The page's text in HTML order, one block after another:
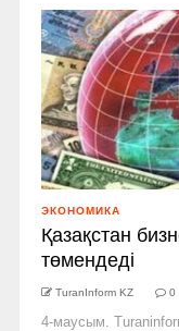
ЭКОНОМИКА
Қазақстан
төмендеді
TuranInform KZ 0
4-маусым.